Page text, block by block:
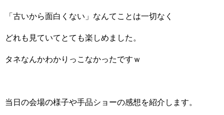
「古いから面白くない」なんてことは一切なく
どれも見ていてとても楽しめました。
タネなんかわかりっこなかったですｗ
当日の会場の様子や手品ショーの感想を紹介します。